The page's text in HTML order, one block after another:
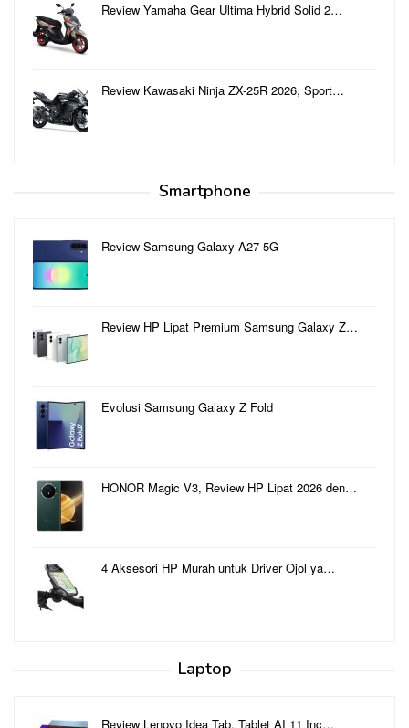
Review Yamaha Gear Ultima Hybrid Solid 2…
Review Kawasaki Ninja ZX-25R 2026, Sport…
Smartphone
Review Samsung Galaxy A27 5G
Review HP Lipat Premium Samsung Galaxy Z…
Evolusi Samsung Galaxy Z Fold
HONOR Magic V3, Review HP Lipat 2026 den…
4 Aksesori HP Murah untuk Driver Ojol ya…
Laptop
Review Lenovo Idea Tab, Tablet AI 11 Inc…